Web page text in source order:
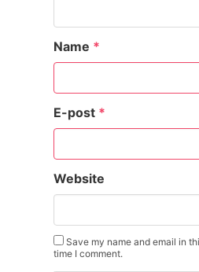
Name *
E-post *
Website
Save my name and email in
time I comment.